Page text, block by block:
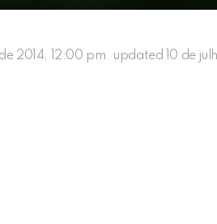
2014, 12:00 pm updated 10 de